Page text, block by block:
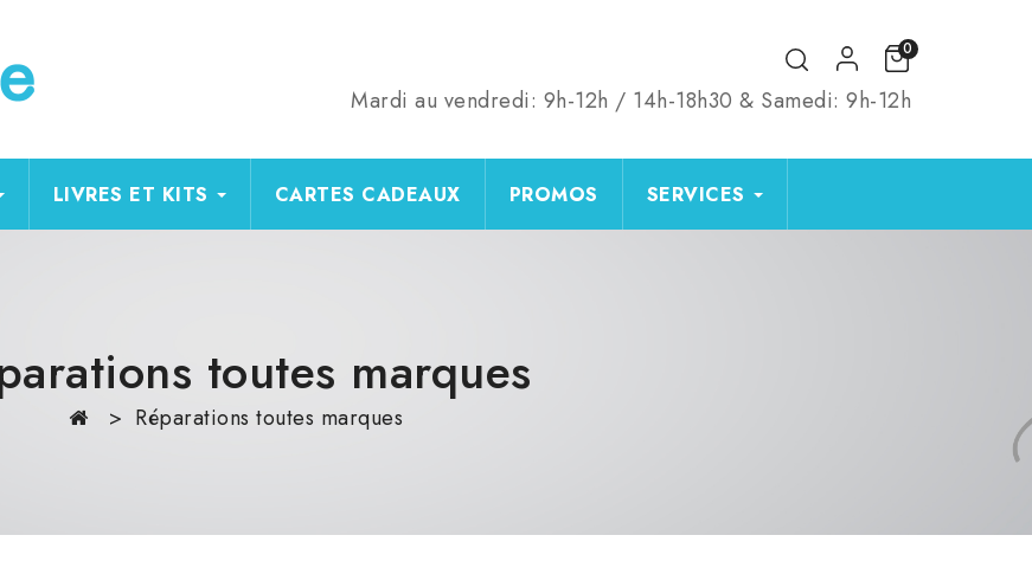
Mardi au vendredi: 9h-12h / 14h-18h30 & Samedi: 9h-12h
0
LIVRES ET KITS CARTES CADEAUX PROMOS SERVICES
toutes marques
Réparations toutes marques